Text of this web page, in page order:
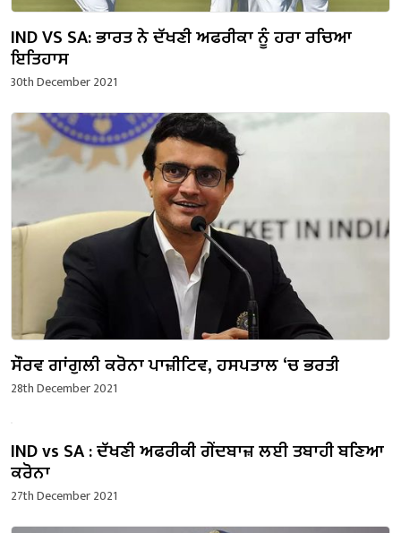
IND VS SA: ਭਾਰਤ ਨੇ ਦੱਖਣੀ ਅਫਰੀਕਾ ਨੂੰ ਹਰਾ ਰਚਿਆ
ਇਤਿਹਾਸ
30th December 2021
ਸੌਰਵ ਗਾਂਗੁਲੀ ਕਰੋਨਾ ਪਾਜ਼ੀਟਿਵ, ਹਸਪਤਾਲ ‘ਚ ਭਰਤੀ
28th December 2021
IND vs SA : ਦੱਖਣੀ ਅਫਰੀਕੀ ਗੇਂਦਬਾਜ਼ ਲਈ ਤਬਾਹੀ ਬਣਿਆ
ਕਰੋਨਾ
27th December 2021